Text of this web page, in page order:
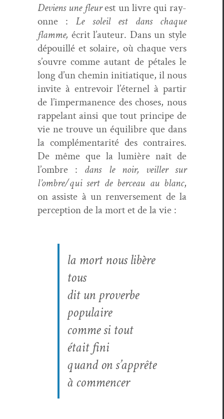
Deviens une fleurest un livre qui ray­
onne : Le soleil est dans chaque
flamme, écrit l’auteur. Dans un style
dépouil­lé et solaire, où chaque vers
s’ouvre comme autant de pétales le
long d’un chemin ini­ti­a­tique, il nous
invite à entrevoir l’éternel à par­tir
de l’impermanence des choses, nous
rap­pelant ain­si que tout principe de
vie ne trou­ve un équili­bre que dans
la com­plé­men­tar­ité des con­traires.
De même que la lumière naît de
l’ombre : dans le noir, veiller sur
l’ombre/qui sert de berceau au blanc,
on assiste à un ren­verse­ment de la
per­cep­tion de lamort et de la vie :
la mort nous libère
tous
dit un proverbe
populaire
comme si tout
était fini
quand on s’apprête
à commencer